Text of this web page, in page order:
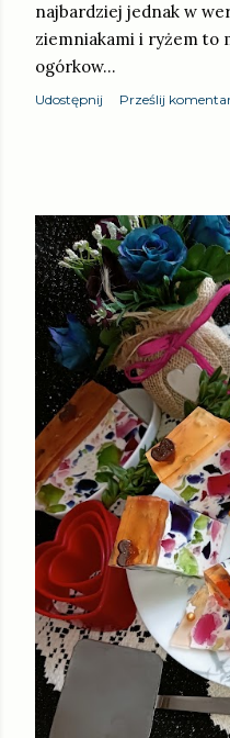
najbardziej jednak w
ziemniakami i ryżem to
ogórkow…
Udostępnij Prześlij